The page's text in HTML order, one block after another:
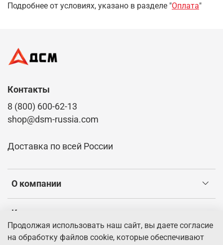
Подробнее от условиях, указано в разделе "Оплата"
О компании
Клиентам
Информация
Контакты
8 (800) 600-62-13
shop@dsm-russia.com
Доставка по всей России
Продолжая использовать наш сайт, вы даете согласие
на обработку файлов cookie, которые обеспечивают